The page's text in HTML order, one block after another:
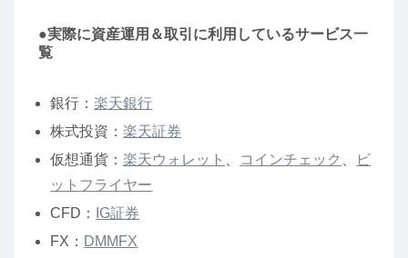
●実際に資産運用＆取引に利用しているサービス一
覧
銀行：楽天銀行
株式投資：楽天証券
仮想通貨：楽天ウォレット コインチェック
ビ
ットフライヤー
CFD：
IG証券
FX： DMMFX